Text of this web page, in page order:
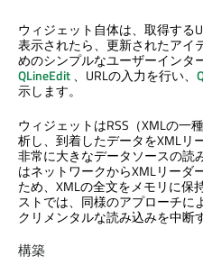
ウィジェット自体は、取得する
表示されたら、更新されたアイ
めのシンプルなユーザーインタ
QLineEdit、URLの入力を行い、
示します。
ウィジェットはRSS（XMLの一
析し、到着したデータをXMLリ
非常に大きなデータソースの読
はネットワークからXMLリーダ
ため、XMLの全文をメモリに保
ストでは、同様のアプローチに
クリメンタルな読み込みを中断
構築